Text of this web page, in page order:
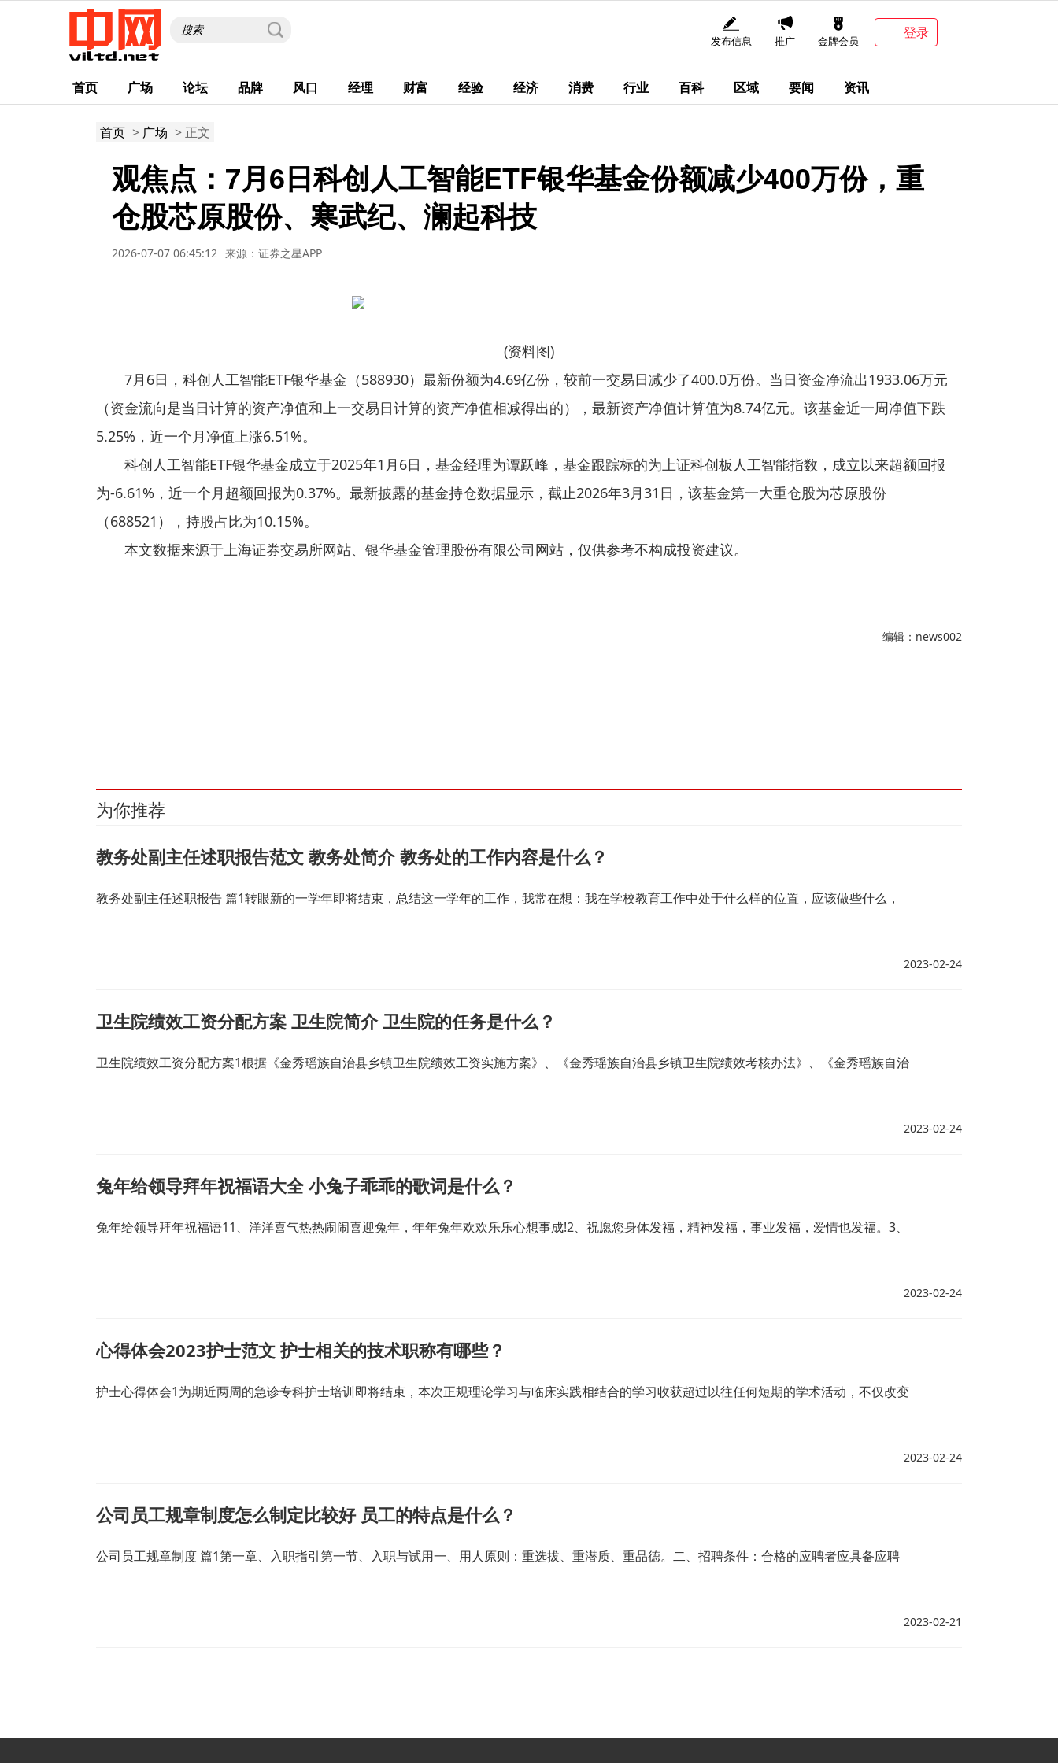
发布信息 推广 金牌会员
登录
首页 广场 论坛 品牌 风口 经理 财富 经验 经济 消费 行业 百科 区域 要闻 资讯
首页 > 广场 > 正文
观焦点：7月6日科创人工智能ETF银华基金份额减少400万份，重
仓股芯原股份、寒武纪、澜起科技
2026-07-07 06:45:12 来源：证券之星APP
(资料图)
7月6日，科创人工智能ETF银华基金（588930）最新份额为4.69亿份，较前一交易日减少了400.0万份。当日资金净流出1933.06万元
（资金流向是当日计算的资产净值和上一交易日计算的资产净值相减得出的），最新资产净值计算值为8.74亿元。该基金近一周净值下跌
5.25%，近一个月净值上涨6.51%。
科创人工智能ETF银华基金成立于2025年1月6日，基金经理为谭跃峰，基金跟踪标的为上证科创板人工智能指数，成立以来超额回报
为-6.61%，近一个月超额回报为0.37%。最新披露的基金持仓数据显示，截止2026年3月31日，该基金第一大重仓股为芯原股份
（688521），持股占比为10.15%。
本文数据来源于上海证券交易所网站、银华基金管理股份有限公司网站，仅供参考不构成投资建议。
编辑：news002
为你推荐
教务处副主任述职报告范文 教务处简介 教务处的工作内容是什么？
教务处副主任述职报告 篇1转眼新的一学年即将结束，总结这一学年的工作，我常在想：我在学校教育工作中处于什么样的位置，应该做些什么，
2023-02-24
卫生院绩效工资分配方案 卫生院简介 卫生院的任务是什么？
卫生院绩效工资分配方案1根据《金秀瑶族自治县乡镇卫生院绩效工资实施方案》、《金秀瑶族自治县乡镇卫生院绩效考核办法》、《金秀瑶族自治
2023-02-24
兔年给领导拜年祝福语大全 小兔子乖乖的歌词是什么？
兔年给领导拜年祝福语11、洋洋喜气热热闹闹喜迎兔年，年年兔年欢欢乐乐心想事成!2、祝愿您身体发福，精神发福，事业发福，爱情也发福。3、
2023-02-24
心得体会2023护士范文 护士相关的技术职称有哪些？
护士心得体会1为期近两周的急诊专科护士培训即将结束，本次正规理论学习与临床实践相结合的学习收获超过以往任何短期的学术活动，不仅改变
2023-02-24
公司员工规章制度怎么制定比较好 员工的特点是什么？
公司员工规章制度 篇1第一章、入职指引第一节、入职与试用一、用人原则：重选拔、重潜质、重品德。二、招聘条件：合格的应聘者应具备应聘
2023-02-21